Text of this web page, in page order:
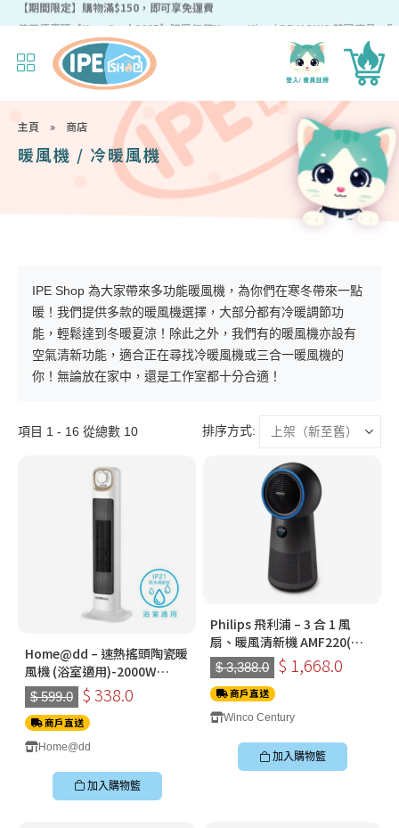
【期間限定】購物滿$150，即可享免運費
主頁 » 商店
暖風機 / 冷暖風機
IPE Shop 為大家帶來多功能暖風機，為你們在寒冬帶來一點
暖！我們提供多款的暖風機選擇，大部分都有冷暖調節功
能，輕鬆達到冬暖夏涼！除此之外，我們有的暖風機亦設有
空氣清新功能，適合正在尋找冷暖風機或三合一暖風機的
你！無論放在家中，還是工作室都十分合適！
項目 1 - 16 從總數 10 排序方式:
Home@dd – 速熱搖頭陶瓷暖
風機 (浴室適用)-2000W
HH2000
$ 599.0 $ 338.0
商戶直送
Home@dd
加入購物籃
Philips 飛利浦 – 3 合 1 風
扇、暖風清新機 AMF220(
2000 Series )(限時送: OTO
S-GUN 無線按摩槍 SG-300 )
$ 3,388.0 $ 1,668.0
商戶直送
Winco Century
加入購物籃